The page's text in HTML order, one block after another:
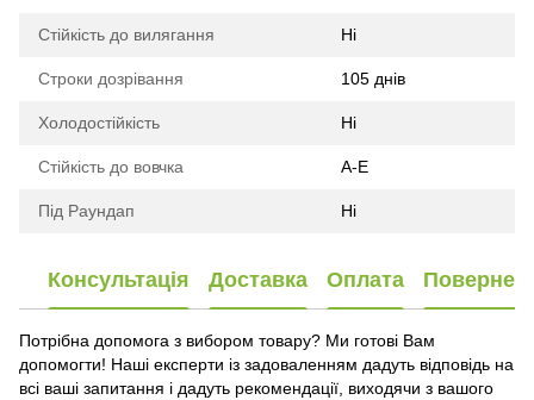
Стійкість до вилягання Ні
Строки дозрівання 105 днів
Холодостійкість Ні
Стійкість до вовчка А-E
Під Раундап Ні
Консультація Доставка Оплата
Потрібна допомога з вибором товару? Ми готові Вам
допомогти! Наші експерти із задоваленням дадуть відповідь на
всі ваші запитання і дадуть рекомендації, виходячи з вашого